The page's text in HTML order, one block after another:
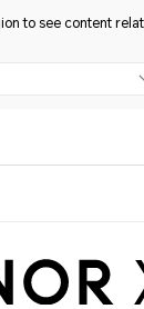
to see content